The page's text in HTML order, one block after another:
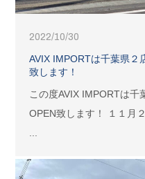
2022/10/30
AVIX IMPORTは千葉県２
致します！
この度AVIX IMPORTは千
OPEN致します！ １１月